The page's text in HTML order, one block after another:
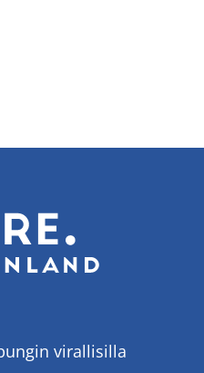
virallisilla